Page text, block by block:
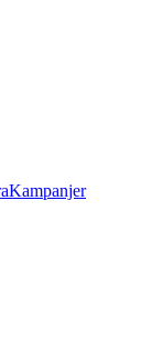
Kampanjer